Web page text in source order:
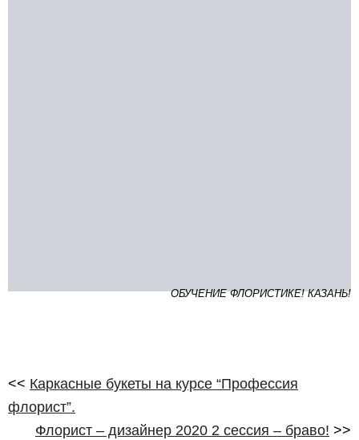
ОБУЧЕНИЕ ФЛОРИСТИКЕ! КАЗАНЬ!
<< Каркасные букеты на курсе “Профессия
флорист”.
Флорист – дизайнер 2020 2 сессия – браво! >>